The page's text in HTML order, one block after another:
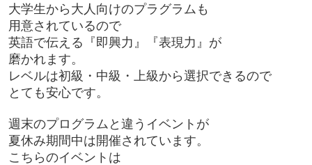
大学生から大人向けのプラグラム も
用意されているので
英語で伝える『即興力』
『表現力 』が
磨かれます。
レベルは初級・中級・上級から選択できるので
とても安心です。
週末のプログラムと違うイベントが
夏休み期間中は開催されています。
こちらのイベントは